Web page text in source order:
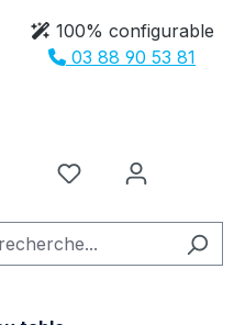
100% configurable
03 88 90 53 81
Vous avez 0